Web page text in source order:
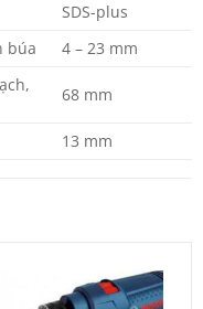
SDS-plus
búa
4 – 23 mm
68 mm
13 mm